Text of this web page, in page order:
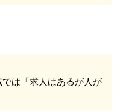
は「求人はあるが人が